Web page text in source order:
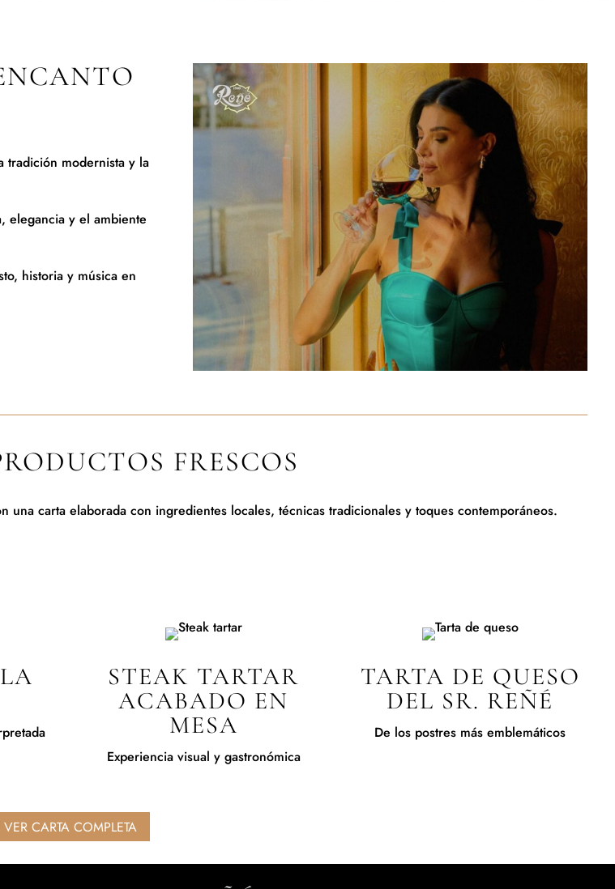
tradición modernista y la
elegancia y el ambiente
historia y música en
FRESCOS
carta elaborada con ingredientes locales, técnicas tradicionales y toques contemporáneos.
STEAK TARTAR
ACABADO EN
MESA
Experiencia visual y gastronómica
TARTA DE QUESO
DEL SR. REÑÉ
De los postres más emblemáticos
VER CARTA COMPLETA